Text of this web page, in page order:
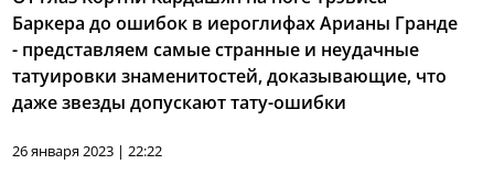
Баркера до ошибок в иероглифах Арианы Гранде
- представляем самые странные и неудачные
татуировки знаменитостей, доказывающие, что
даже звезды допускают тату-ошибки
26 января 2023 | 22:22